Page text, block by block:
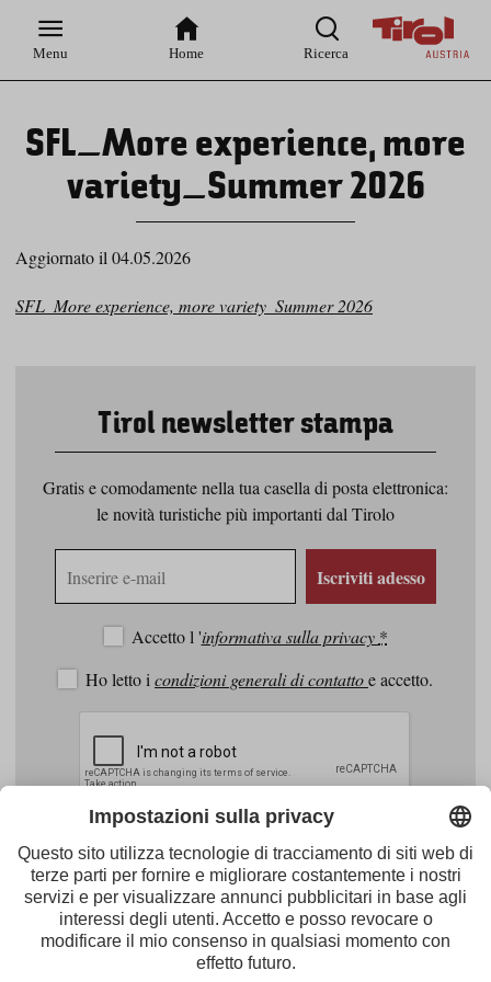
Hauptnavigation
Inhaltsbereich
Menu Home Ricerca
SFL_More experience, more
variety_Summer 2026
Aggiornato il 04.05.2026
SFL_More experience, more variety_Summer 2026
Tirol newsletter stampa
Gratis e comodamente nella tua casella di posta elettronica:
le novità turistiche più importanti dal Tirolo
Iscriviti adesso
Accetto l 'informativa sulla privacy *
Ho letto i condizioni generali di contattoe accetto.
FacebookYoutubeInstagramPinterestFeed